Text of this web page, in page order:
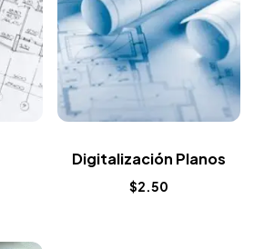
Digitalización Planos
$2.50